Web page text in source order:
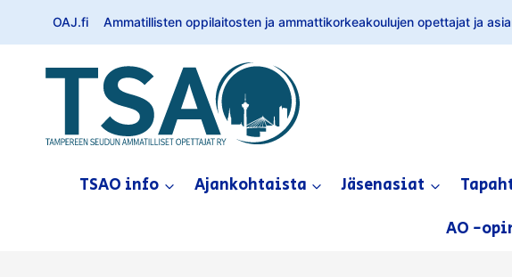
OAJ.fi Ammatillisten oppilaitosten ja ammattikorkeakoulujen opettajat ja
TSAO info Ajankohtaista Jäsenasiat
AO -